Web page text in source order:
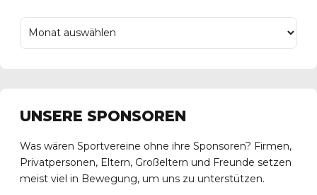
UNSERE SPONSOREN
Was wären Sportvereine ohne ihre Sponsoren? Firmen,
Privatpersonen, Eltern, Großeltern und Freunde setzen
meist viel in Bewegung, um uns zu unterstützen.